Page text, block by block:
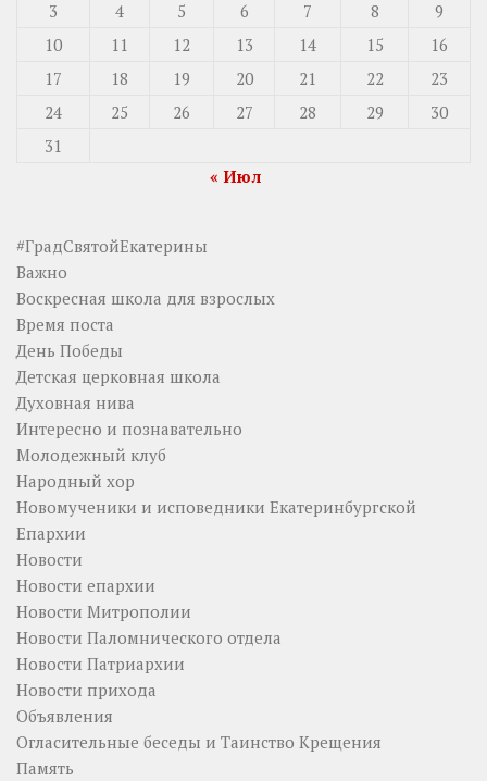
3
4 5 6 7 8
9
10
11 12 13 14 15
16
17
18 19 20 21 22
23
24
25 26 27 28 29
30
31
« Июл
#ГрадСвятойЕкатерины
Важно
Воскресная школа для взрослых
Время поста
День Победы
Детская церковная школа
Духовная нива
Интересно и познавательно
Молодежный клуб
Народный хор
Новомученики и исповедники Екатеринбургской
Епархии
Новости
Новости епархии
Новости Митрополии
Новости Паломнического отдела
Новости Патриархии
Новости прихода
Объявления
Огласительные беседы и Таинство Крещения
Память